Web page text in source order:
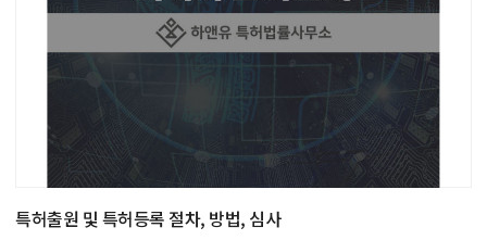
특허출원 및 특허등록 절차, 방법, 심사